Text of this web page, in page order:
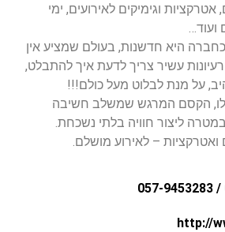
וגימיקים לאירועים, ימי
ועוד…
היא חדשנות, בעולם שמציע אין
רעיונות עשיר צריך לדעת איך להתבלט,
על מנת לבלוט מעל כולם!!!
הקסם המרגש שמשלב חשיבה
במטרה ליצור חוויה בלתי נשכחת.
ואטרקציות – לאירוע מושלם.